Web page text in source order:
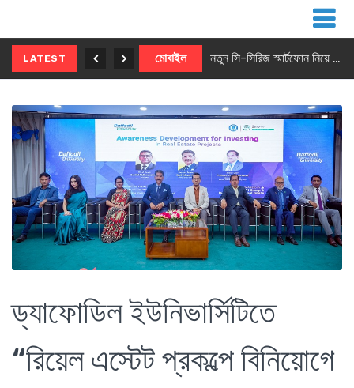
LATEST মোবাইল নতুন সি-সিরিজ স্মার্টফোন নিয়ে আসছে রিয়েলমি
ড্যাফোডিল ইউনিভার্সিটিতে
“রিয়েল এস্টেট প্রকল্পে বিনিয়োগে